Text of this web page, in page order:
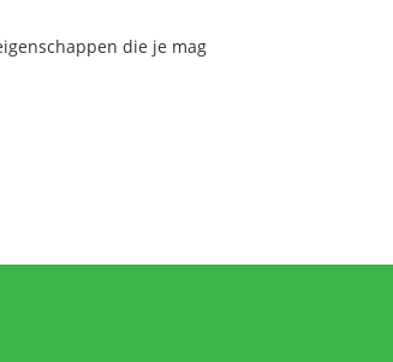
die je mag